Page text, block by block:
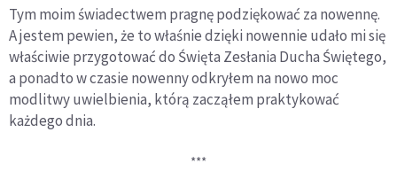
Tym moim świadectwem pragnę podziękować za nowennę.
A jestem pewien, że to właśnie dzięki nowennie udało mi się
właściwie przygotować do Święta Zesłania Ducha Świętego,
a ponadto w czasie nowenny odkryłem na nowo moc
modlitwy uwielbienia, którą zacząłem praktykować
każdego dnia.
***